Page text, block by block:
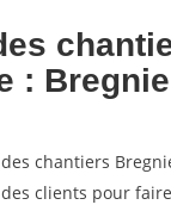
:
chantiers
clients pour